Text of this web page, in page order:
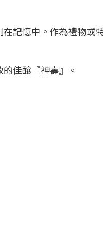
記憶中。作為禮物或
佳釀『神壽』。